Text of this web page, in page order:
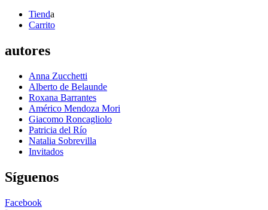
Tienda
Carrito
autores
Anna Zucchetti
Alberto de Belaunde
Roxana Barrantes
Américo Mendoza Mori
Giacomo Roncagliolo
Patricia del Río
Natalia Sobrevilla
Invitados
Síguenos
Facebook